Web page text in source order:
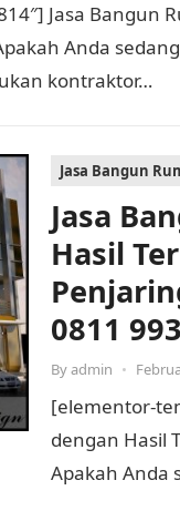
Jasa Bangun
Anda
kontraktor…
Jasa Bangun
Jasa
Hasil
0811
Byadmin •
[elementor-
dengan Hasil
Apakah Anda